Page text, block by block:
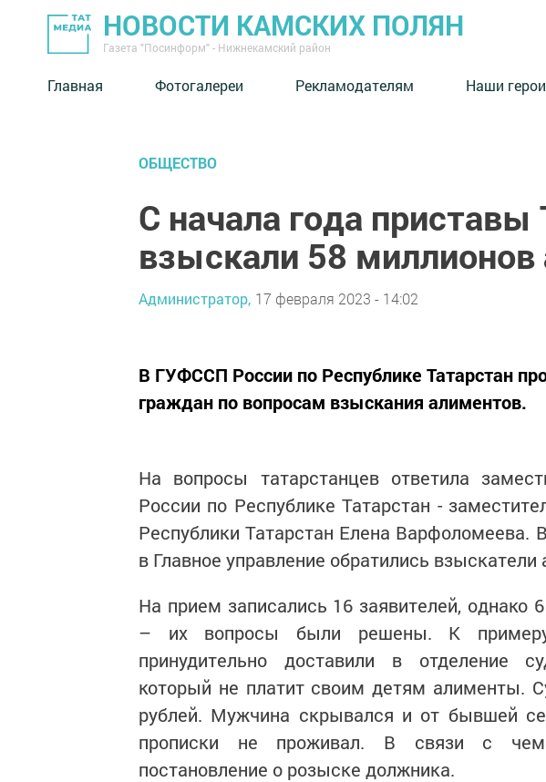
НОВОСТИ КАМСКИХ ПОЛЯН
Газета "Посинформ" - Нижнекамский район
Главная Фотогалереи Рекламодателям Наши герои
ОБЩЕСТВО
С начала года приставы
взыскали 58
Администратор, 17 февраля 2023 - 14:02
В ГУФССП России по Республике Татарстан
граждан по вопросам взыскания алиментов.
На вопросы татарстанцев ответила
России по Республике Татарстан -
Республики Татарстан Елена Варфоломеева.
в Главное управление обратились
На прием записались 16 заявителей, однако
– их вопросы были решены. К
принудительно доставили в отделение
который не платит своим детям алименты.
рублей. Мужчина скрывался и от бывшей
прописки не проживал. В связи с чем
постановление о розыске должника.